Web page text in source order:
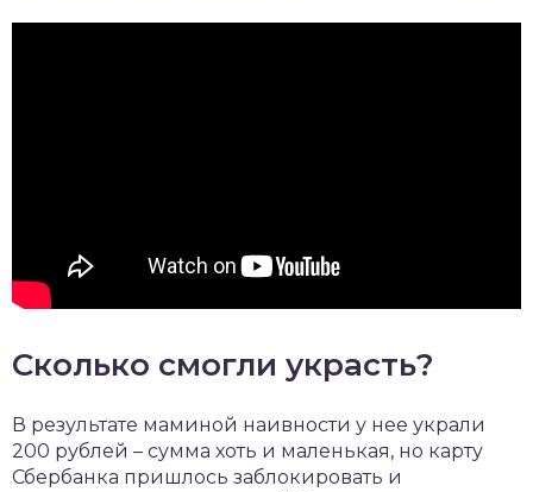
Сколько смогли украсть?
В результате маминой наивности у нее украли
200 рублей – сумма хоть и маленькая, но карту
Сбербанка пришлось заблокировать и